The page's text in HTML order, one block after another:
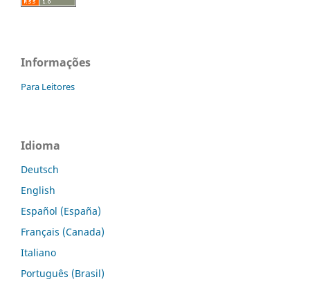
Informações
Para Leitores
Idioma
Deutsch
English
Español (España)
Français (Canada)
Italiano
Português (Brasil)